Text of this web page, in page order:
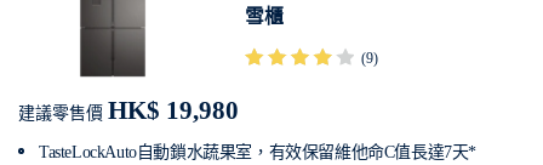
雪櫃
(9)
建議零售價 HK$ 19,980
TasteLockAuto自動鎖水蔬果室，有效保留維他命C值長達7天*